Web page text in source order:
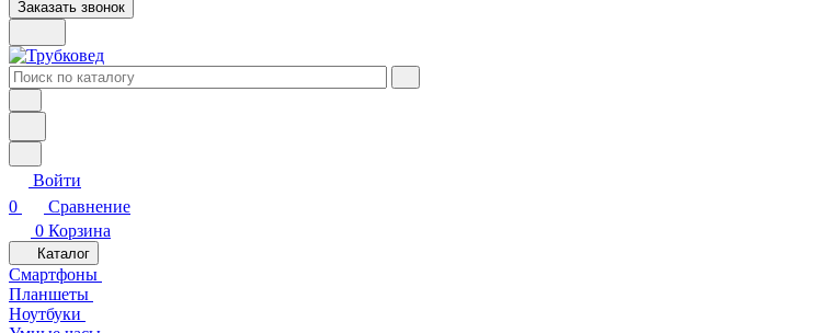
Заказать звонок
Войти
0
Сравнение
0 Корзина
Каталог
Смартфоны
Планшеты
Ноутбуки